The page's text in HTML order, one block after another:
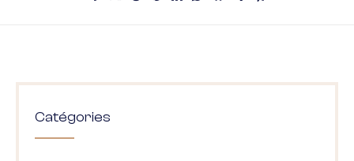
Catégories